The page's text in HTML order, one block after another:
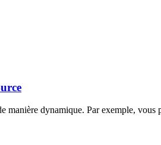
manière dynamique. Par exemple, vous